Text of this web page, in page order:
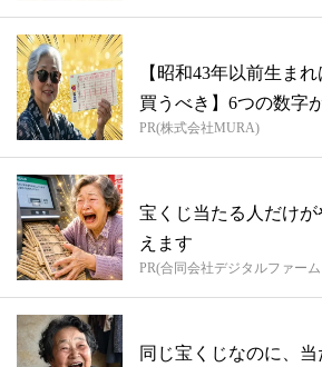
【昭和43年以前生ま
買うべき】6つの数字
方...
PR(株式会社MURA)
宝くじ当たる人だけ
えます
PR(合同会社デジタルファー
同じ宝くじなのに、